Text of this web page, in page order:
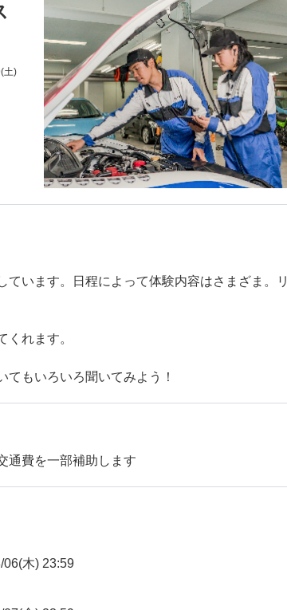
土)
います。日程によって体験内容はさまざま。リ
れます。
てもいろいろ聞いてみよう！
通費を一部補助します
06(木) 23:59